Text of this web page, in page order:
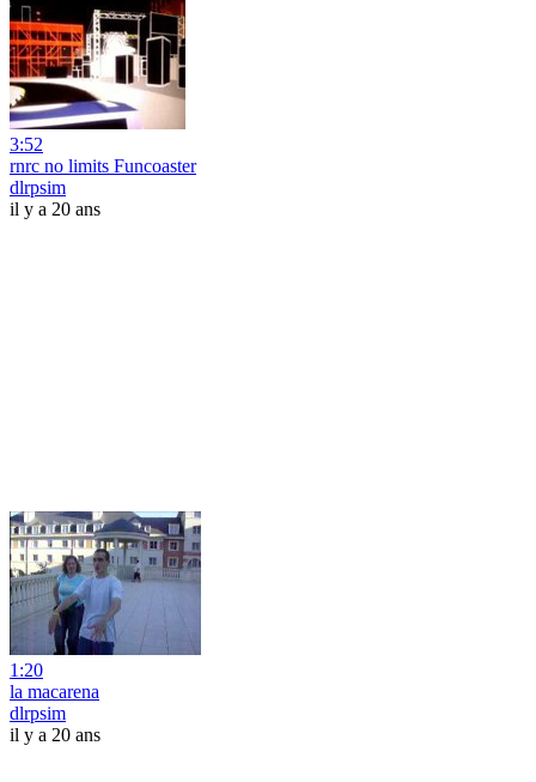
3:52
rnrc no limits Funcoaster
dlrpsim
il y a 20 ans
1:20
la macarena
dlrpsim
il y a 20 ans